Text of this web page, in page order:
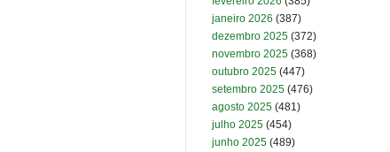
janeiro 2026 (387)
dezembro 2025 (372)
novembro 2025 (368)
outubro 2025 (447)
setembro 2025 (476)
agosto 2025 (481)
julho 2025 (454)
junho 2025 (489)